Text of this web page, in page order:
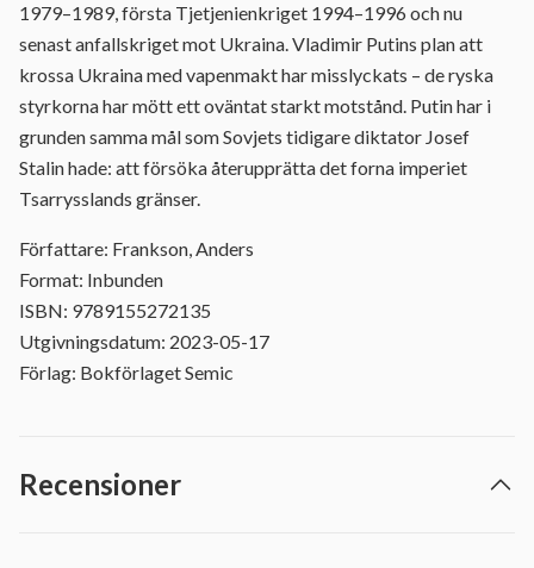
1979–1989, första Tjetjenienkriget 1994–1996 och nu
senast anfallskriget mot Ukraina. Vladimir Putins plan att
krossa Ukraina med vapenmakt har misslyckats – de ryska
styrkorna har mött ett oväntat starkt motstånd. Putin har i
grunden samma mål som Sovjets tidigare diktator Josef
Stalin hade: att försöka återupprätta det forna imperiet
Tsarrysslands gränser.
Författare: Frankson, Anders
Format: Inbunden
ISBN: 9789155272135
Utgivningsdatum: 2023-05-17
Förlag: Bokförlaget Semic
Recensioner